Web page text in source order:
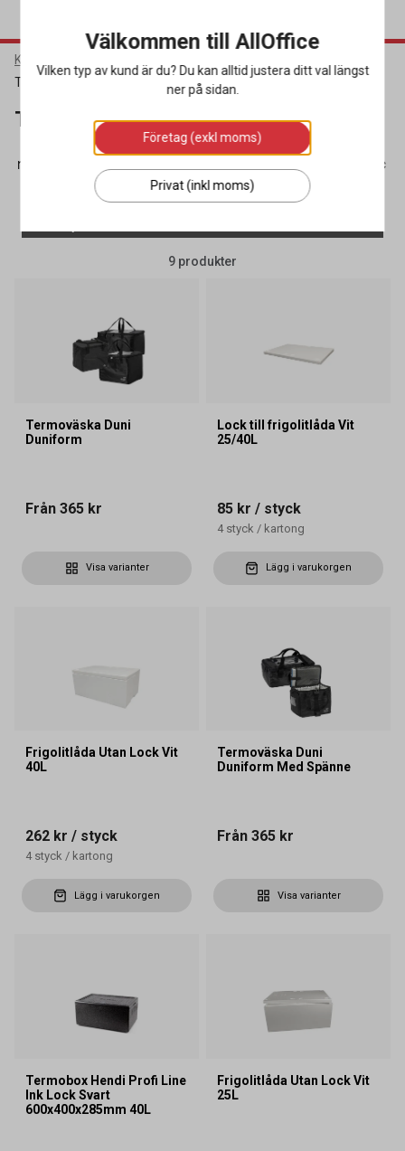
Kök & Servering
Termolådor & Termoväskor
Termolådor & Termoväskor
9 produkter
Termoväska Duni
Duniform
Från 365 kr
Visa varianter
Lock till frigolitlåda Vit
25/40L
85 kr / styck
4 styck / kartong
Lägg i varukorgen
Frigolitlåda Utan Lock Vit
40L
262 kr / styck
4 styck / kartong
Lägg i varukorgen
Termoväska Duni
Duniform Med Spänne
Från 365 kr
Visa varianter
Termobox Hendi Profi Line
Ink Lock Svart
600x400x285mm 40L
Frigolitlåda Utan Lock Vit
25L
Välkommen till AllOffice
Vilken typ av kund är du? Du kan alltid justera ditt val längst
ner på sidan.
Företag (exkl moms)
Privat (inkl moms)